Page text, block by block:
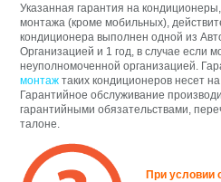
Указанная гарантия на
монтажа (кроме мобильных),
кондиционера выполнен одной из
Организацией и 1 год, в случае если
неуполномоченной организацией.
монтаж таких кондиционеров несет
Гарантийное обслуживание
гарантийными обязательствами,
талоне.
При условии